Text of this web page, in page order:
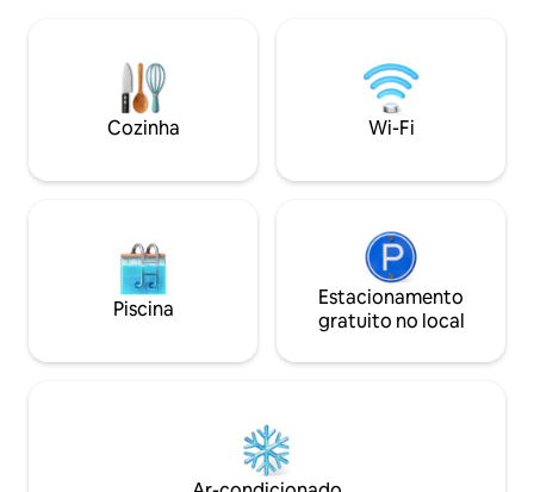
apresentar um documento de
identificação ou passaporte válido no
momento do check-in para a notificação
de segurança da acomodação.
é exatamente
apenas a um
balsas e de
silêncio no meio
Cozinha Wi-Fi
Piscina
Estacionamento
gratuito no local